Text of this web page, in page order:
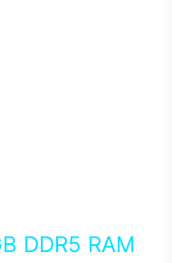
DDR5 RAM